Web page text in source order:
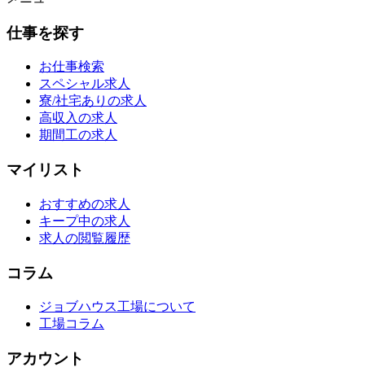
仕事を探す
お仕事検索
スペシャル求人
寮/社宅ありの求人
高収入の求人
期間工の求人
マイリスト
おすすめの求人
キープ中の求人
求人の閲覧履歴
コラム
ジョブハウス工場について
工場コラム
アカウント